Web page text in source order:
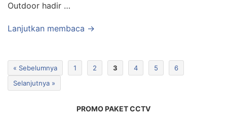
Outdoor hadir …
Lanjutkan membaca →
« Sebelumnya 1 2 3 4 5
6
Selanjutnya »
PROMO PAKET CCTV